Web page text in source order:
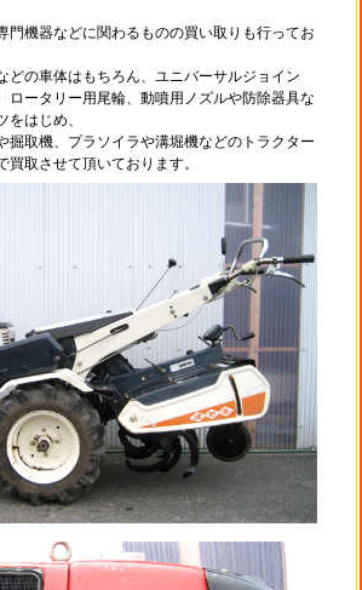
門機器などに関わるものの買い取りも行ってお
どの車体はもちろん、ユニバーサルジョイン
ロータリー用尾輪、動噴用ノズルや防除器具な
をはじめ、
掘取機、プラソイラや溝堀機などのトラクター
買取させて頂いております。